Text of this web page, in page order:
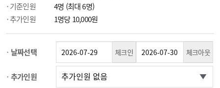
기준인원
4명 (최대 6명)
추가인원
1명당 10,000원
날짜선택 체크인 체크아웃
추가인원